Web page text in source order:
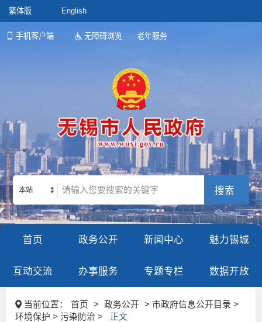
繁体版 English
手机客户端 无障碍浏览 老年服务
本站
首页 政务公开 新闻中心 魅力锡城
互动交流 办事服务 专题专栏 数据开放
当前位置： 首页 > 政务公开
> 市政府信息公开目录 >
环境保护 > 污染防治 >
正文